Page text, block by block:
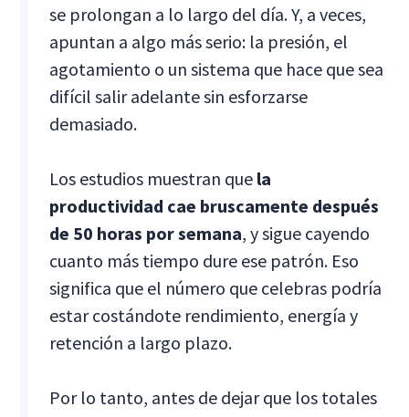
se prolongan a lo largo del día. Y, a veces,
apuntan a algo más serio: la presión, el
agotamiento o un sistema que hace que sea
difícil salir adelante sin esforzarse
demasiado.
Los estudios muestran que la
productividad cae bruscamente después
de 50 horas por semana, y sigue cayendo
cuanto más tiempo dure ese patrón. Eso
significa que el número que celebras podría
estar costándote rendimiento, energía y
retención a largo plazo.
Por lo tanto, antes de dejar que los totales